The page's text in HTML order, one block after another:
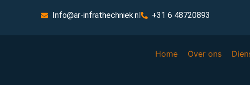
Info@ar-infrathechniek.nl +31 6 48720893
Home Over ons